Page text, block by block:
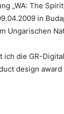
„WA: The
in
Ungarischen
ich die GR-
design